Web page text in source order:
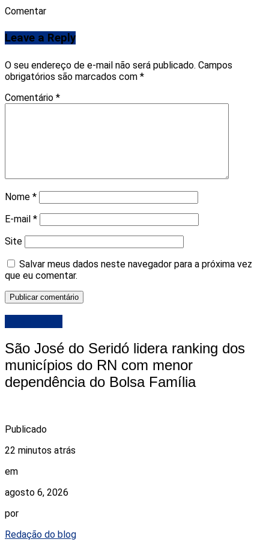
Comentar
Leave a Reply
O seu endereço de e-mail não será publicado. Campos
obrigatórios são marcados com *
Comentário *
Nome *
E-mail *
Site
Salvar meus dados neste navegador para a próxima vez
que eu comentar.
São José do Seridó lidera ranking dos
municípios do RN com menor
dependência do Bolsa Família
Publicado
22 minutos atrás
em
agosto 6, 2026
por
Redação do blog